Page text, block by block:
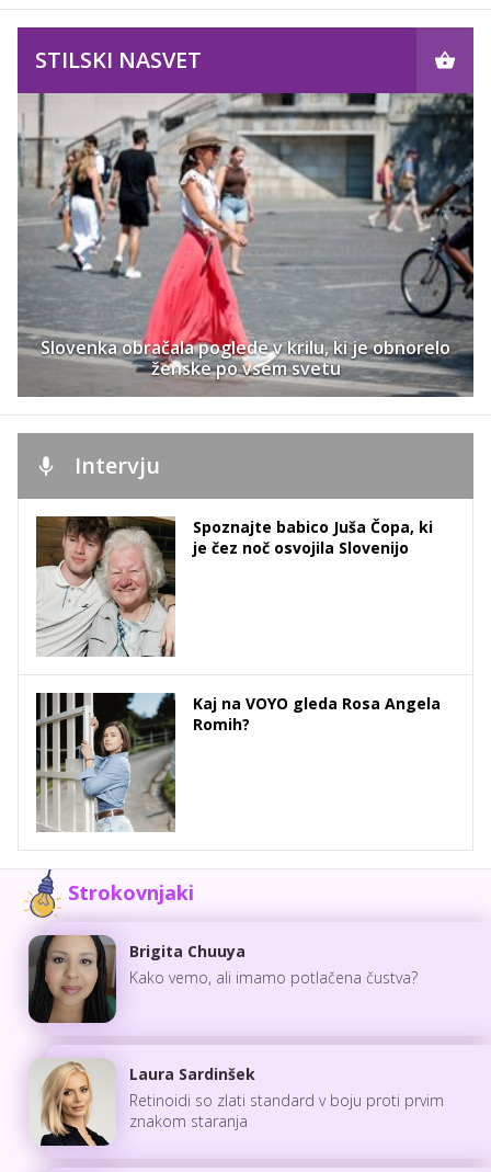
STILSKI NASVET
Slovenka obračala poglede v krilu, ki je obnorelo
ženske po vsem svetu
Intervju
Spoznajte babico Juša Čopa, ki
je čez noč osvojila Slovenijo
Kaj na VOYO gleda Rosa Angela
Romih?
Strokovnjaki
Brigita Chuuya
Kako vemo, ali imamo potlačena čustva?
Laura Sardinšek
Retinoidi so zlati standard v boju proti prvim
znakom staranja